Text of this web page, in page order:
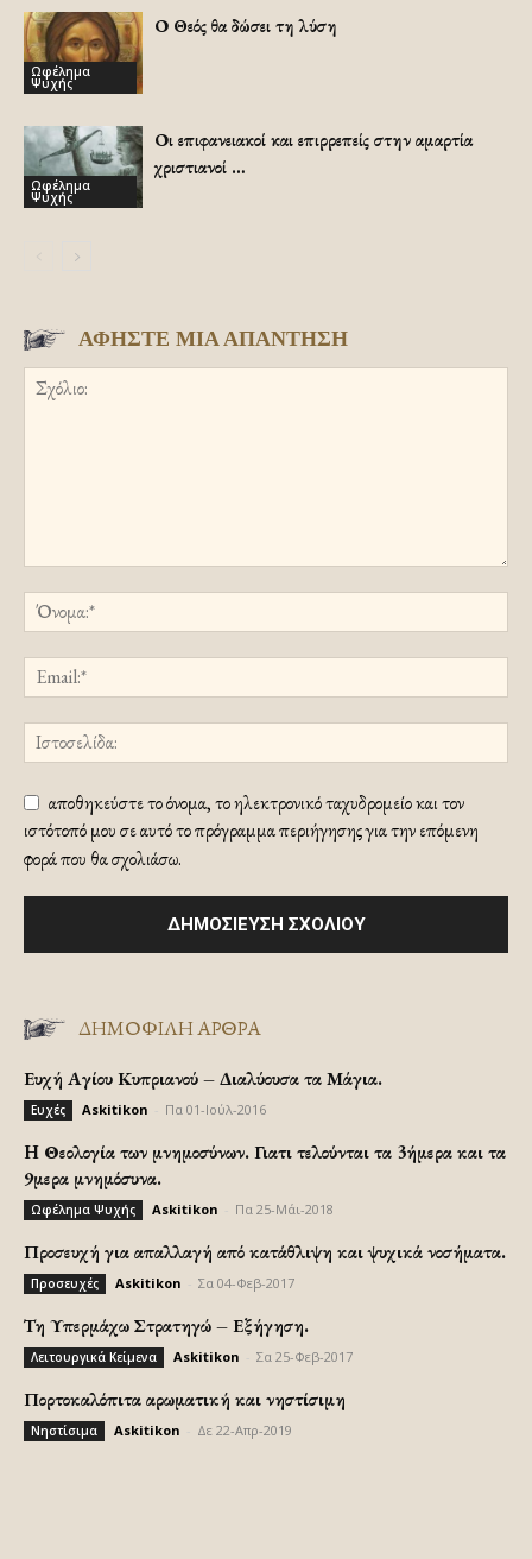
Ωφέλημα
Ψυχής
Ο Θεός θα δώσει τη λύση
Ωφέλημα
Ψυχής
Οι επιφανειακοί και επιρρεπείς στην αμαρτία
χριστιανοί …
ΑΦΗΣΤΕ ΜΙΑ ΑΠΑΝΤΗΣΗ
αποθηκεύστε το όνομα, το ηλεκτρονικό ταχυδρομείο και τον
ιστότοπό μου σε αυτό το πρόγραμμα περιήγησης για την επόμενη
φορά που θα σχολιάσω.
ΔΗΜΟΦΙΛΗ ΑΡΘΡΑ
Ευχή Αγίου Κυπριανού – Διαλύουσα τα Μάγια.
Ευχές Askitikon Πα 01-Ιούλ-2016
H Θεολογία των μνημοσύνων. Γιατι τελούνται τα 3ήμερα και τα
9μερα μνημόσυνα.
Ωφέλημα Ψυχής Askitikon Πα 25-Μάι-2018
Προσευχή για απαλλαγή από κατάθλιψη και ψυχικά νοσήματα.
Προσευχές Askitikon Σα 04-Φεβ-2017
Τη Υπερμάχω Στρατηγώ – Εξήγηση.
Λειτουργικά Κείμενα Askitikon Σα 25-Φεβ-2017
Πορτοκαλόπιτα αρωματική και νηστίσιμη
Νηστίσιμα Askitikon Δε 22-Απρ-2019